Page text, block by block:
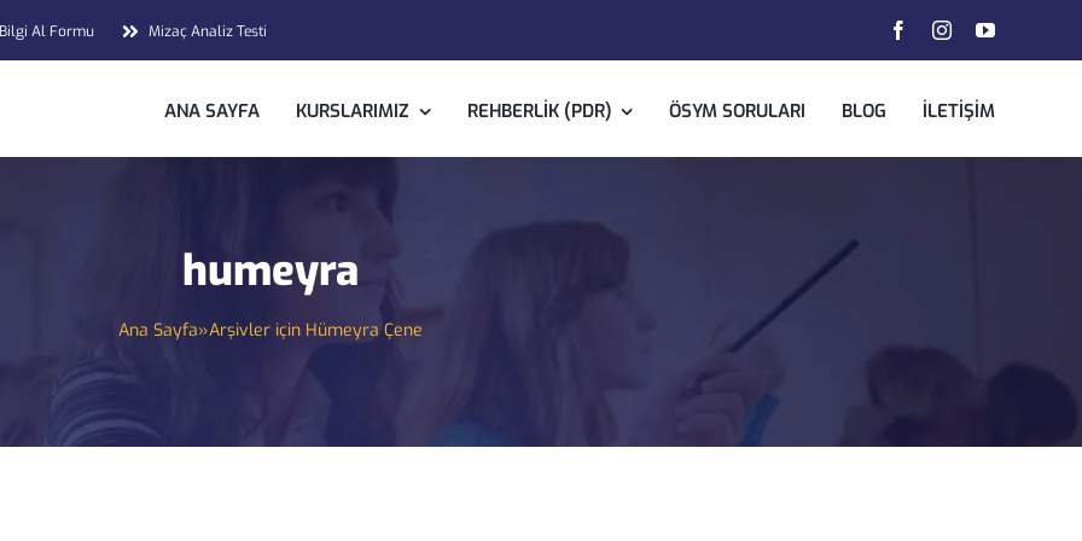
Bilgi Al Formu Mizaç Analiz Testi
ANA SAYFA KURSLARIMIZ REHBERLIK (PDR) ÖSYM SORULARI BLOG İLETIŞIM
humeyra
Ana Sayfa»Arşivler için Hümeyra Çene